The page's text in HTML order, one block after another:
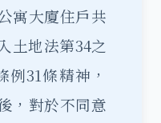
寓大廈住戶共
土地法第34之
31條精神，
，對於不同意